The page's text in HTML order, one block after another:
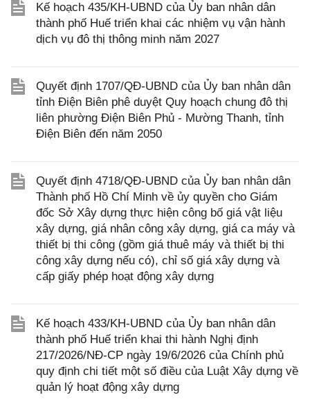
Kế hoạch 435/KH-UBND của Ủy ban nhân dân
thành phố Huế triển khai các nhiệm vụ vận hành
dịch vụ đô thị thông minh năm 2027
Quyết định 1707/QĐ-UBND của Ủy ban nhân dân
tỉnh Điện Biên phê duyệt Quy hoạch chung đô thị
liên phường Điện Biên Phủ - Mường Thanh, tỉnh
Điện Biên đến năm 2050
Quyết định 4718/QĐ-UBND của Ủy ban nhân dân
Thành phố Hồ Chí Minh về ủy quyền cho Giám
đốc Sở Xây dựng thực hiện công bố giá vật liệu
xây dựng, giá nhân công xây dựng, giá ca máy và
thiết bị thi công (gồm giá thuê máy và thiết bị thi
công xây dựng nếu có), chỉ số giá xây dựng và
cấp giấy phép hoạt động xây dựng
Kế hoạch 433/KH-UBND của Ủy ban nhân dân
thành phố Huế triển khai thi hành Nghị định
217/2026/NĐ-CP ngày 19/6/2026 của Chính phủ
quy định chi tiết một số điều của Luật Xây dựng về
quản lý hoạt động xây dựng